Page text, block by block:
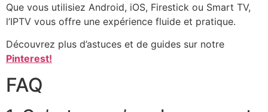
Que vous utilisiez Android, iOS, Firestick ou Smart TV,
l’IPTV vous offre une expérience fluide et pratique.
Découvrez plus d’astuces et de guides sur notre
Pinterest!
FAQ